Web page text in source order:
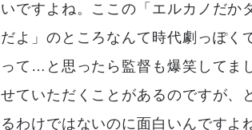
いですよね。ここの「エルカノだか
だよ」のところなんて時代劇っぽく
って…と思ったら監督も爆笑してま
せていただくことがあるのですが、
るわけではないのに面白いんですよ